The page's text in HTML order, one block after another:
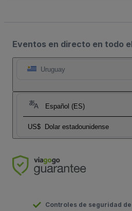
Eventos en directo en todo
Uruguay
Español (ES)
US$ Dolar estadounidense
Controles de seguridad